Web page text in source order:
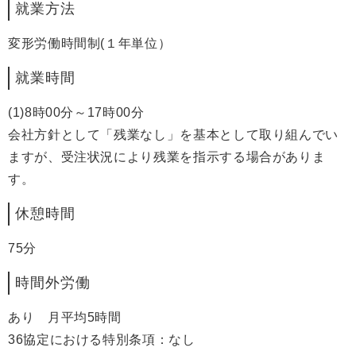
就業方法
変形労働時間制(１年単位）
就業時間
(1)8時00分～17時00分
会社方針として「残業なし」を基本として取り組んでい
ますが、受注状況により残業を指示する場合がありま
す。
休憩時間
75分
時間外労働
あり 月平均5時間
36協定における特別条項：なし